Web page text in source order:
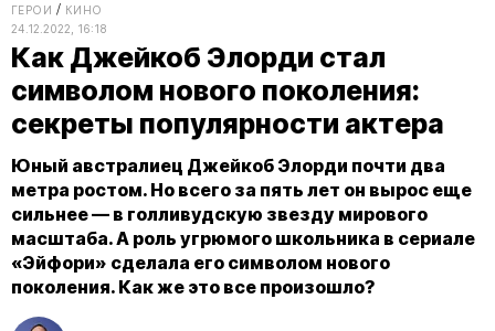
ГЕРОИ
КИНО
24.12.2022, 16:18
Как Джейкоб Элорди стал
символом нового поколения:
секреты популярности актера
Юный австралиец Джейкоб Элорди почти два
метра ростом. Но всего за пять лет он вырос еще
сильнее — в голливудскую звезду мирового
масштаба. А роль угрюмого школьника в сериале
«Эйфори» сделала его символом нового
поколения. Как же это все произошло?